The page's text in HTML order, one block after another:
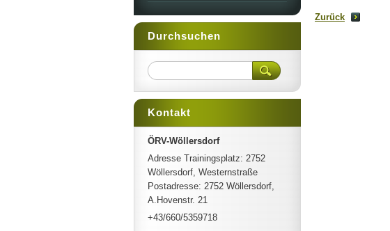
Zurück
Durchsuchen
Kontakt
ÖRV-Wöllersdorf
Adresse Trainingsplatz: 2752
Wöllersdorf, Westernstraße
Postadresse: 2752 Wöllersdorf,
A.Hovenstr. 21
+43/660/5359718